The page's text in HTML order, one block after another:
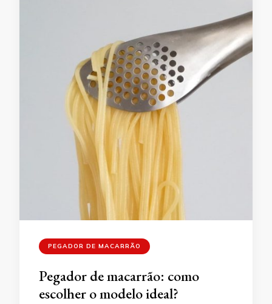
PEGADOR DE MACARRÃO
Pegador de macarrão: como
escolher o modelo ideal?